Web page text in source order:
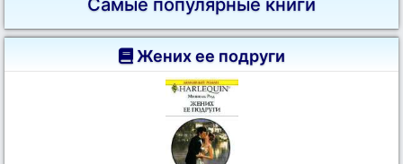
Самые популярные книги
Жених ее подруги